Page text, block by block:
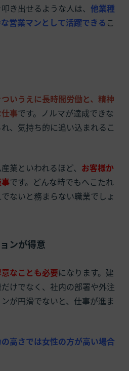
き出せるような人は、 他業種
営業マンとして活躍できる こ
いうえに長時間労働と、精神
事です。ノルマが達成できな
、気持ち的に追い込まれるこ
業といわれるほど、 お客様か
です。どんな時でもへこたれ
ないと務まらない職業でしょ
ンが得意
なことも必要になります。建
けでなく、社内の部署や外注
が円滑でないと、仕事が進ま
高さでは女性の方が高い場合